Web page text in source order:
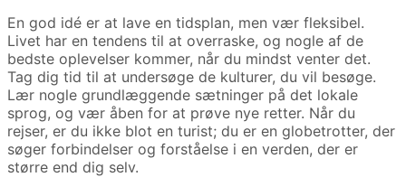
En god idé er at lave en tidsplan, men vær fleksibel.
Livet har en tendens til at overraske, og nogle af de
bedste oplevelser kommer, når du mindst venter det.
Tag dig tid til at undersøge de kulturer, du vil besøge.
Lær nogle grundlæggende sætninger på det lokale
sprog, og vær åben for at prøve nye retter. Når du
rejser, er du ikke blot en turist; du er en globetrotter, der
søger forbindelser og forståelse i en verden, der er
større end dig selv.